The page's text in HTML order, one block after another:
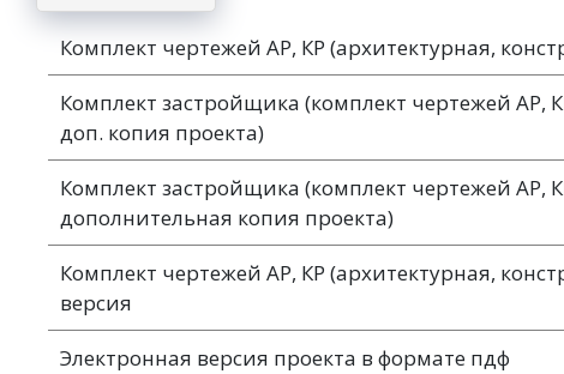
Комплект чертежей АР, КР (архитектурная,
Комплект застройщика (комплект чертежей АР,
доп. копия проекта)
Комплект застройщика (комплект чертежей АР,
дополнительная копия проекта)
Комплект чертежей АР, КР (архитектурная,
версия
Электронная версия проекта в формате пдф